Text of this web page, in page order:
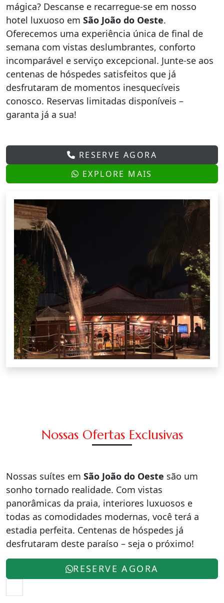
mágica? Descanse e recarregue-se em nosso
hotel luxuoso em São João do Oeste.
Oferecemos uma experiência única de final de
semana com vistas deslumbrantes, conforto
incomparável e serviço excepcional. Junte-se aos
centenas de hóspedes satisfeitos que já
desfrutaram de momentos inesquecíveis
conosco. Reservas limitadas disponíveis –
garanta já a sua!
RESERVE AGORA
EXPLORE MAIS
Nossas Ofertas Exclusivas
Nossas suítes em São João do Oeste são um
sonho tornado realidade. Com vistas
panorâmicas da praia, interiores luxuosos e
todas as comodidades modernas, você terá a
estadia perfeita. Centenas de hóspedes já
desfrutaram deste paraíso – seja o próximo!
RESERVE AGORA